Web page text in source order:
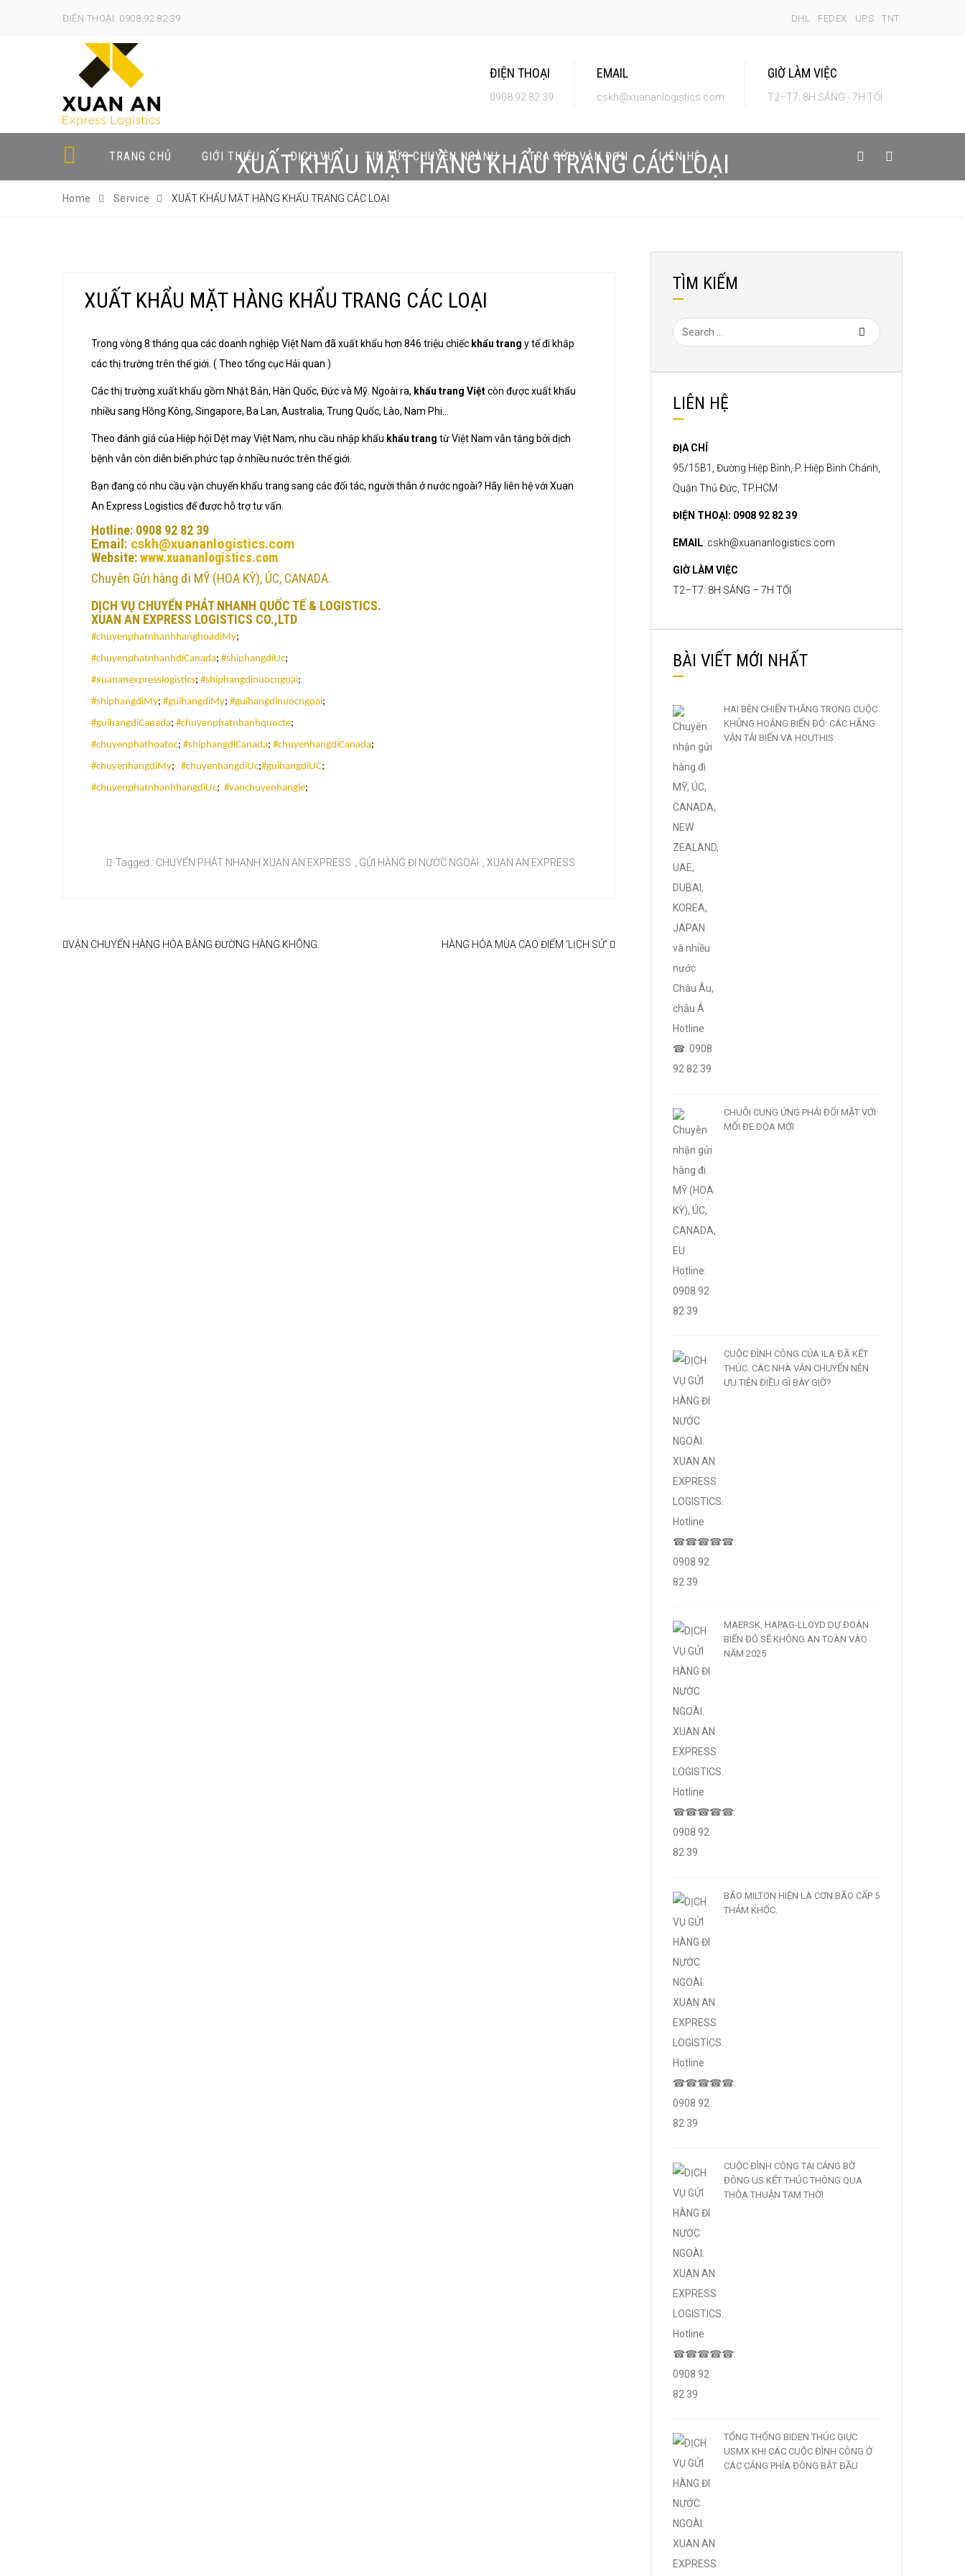
ĐIỆN THOẠI: 0908 92 82 39 DHL FEDEX UPS TNT
ĐIỆN THOẠI
0908 92 82 39
EMAIL
cskh@xuananlogistics.com
GIỜ LÀM VIỆC
T2–T7: 8H SÁNG - 7H TỐI
TRANG CHỦ GIỚI THIỆU DỊCH VỤ TIN TỨC CHUYÊN NGÀNH TRA CỨU VẬN ĐƠN LIÊN HỆ
XUẤT KHẨU MẶT HÀNG KHẨU TRANG CÁC LOẠI
Home Service XUẤT KHẨU MẶT HÀNG KHẨU TRANG CÁC LOẠI
XUẤT KHẨU MẶT HÀNG KHẨU TRANG CÁC LOẠI
Trong vòng 8 tháng qua các doanh nghiệp Việt Nam đã xuất khẩu hơn 846 triệu chiếc khẩu trang y tế đi khắp
các thị trường trên thế giới. ( Theo tổng cục Hải quan )
Các thị trường xuất khẩu gồm Nhật Bản, Hàn Quốc, Đức và Mỹ. Ngoài ra, khẩu trang Việtcòn được xuất khẩu
nhiều sang Hồng Kông, Singapore, Ba Lan, Australia, Trung Quốc, Lào, Nam Phi…
Theo đánh giá của Hiệp hội Dệt may Việt Nam, nhu cầu nhập khẩu khẩu trang từ Việt Nam vẫn tăng bởi dịch
bệnh vẫn còn diễn biến phức tạp ở nhiều nước trên thế giới.
Bạn đang có nhu cầu vận chuyển khẩu trang sang các đối tác, người thân ở nước ngoài? Hãy liên hệ với Xuan
An Express Logistics để được hỗ trợ tư vấn.
Hotline: 0908 92 82 39
Email: cskh@xuananlogistics.com
Website:www.xuananlogistics.com
Chuyên Gửi hàng đi MỸ (HOA KỲ), ÚC, CANADA.
DỊCH VỤ CHUYỂN PHÁT NHANH QUỐC TẾ & LOGISTICS.
XUAN AN EXPRESS LOGISTICS CO.,LTD
#chuyenphatnhanhhanghoadiMy;
#chuyenphatnhanhdiCanada; #shiphangdiUc;
#xuananexpresslogistics; #shiphangdinuocngoai;
#shiphangdiMy; #guihangdiMy; #guihangdinuocngoai;
#guihangdiCanada; #chuyenphatnhanhquocte;
#chuyenphathoatoc; #shiphangdiCanada; #chuyenhangdiCanada;
#chuyenhangdiMy; #chuyenhangdiUc;#guihangdiUC;
#chuyenphatnhanhhangdiUc; #vanchuyenhangle;
Tagged : CHUYỂN PHÁT NHANH XUAN AN EXPRESS GỬI HÀNG ĐI NƯỚC NGOÀI XUAN AN EXPRESS
VẬN CHUYỂN HÀNG HÓA BẰNG ĐƯỜNG HÀNG KHÔNG. HÀNG HÓA MÙA CAO ĐIỂM ‘LỊCH SỬ’
TÌM KIẾM
LIÊN HỆ
ĐỊA CHỈ
95/15B1, Đường Hiệp Bình, P. Hiệp Bình Chánh,
Quận Thủ Đức, TP.HCM
ĐIỆN THOẠI: 0908 92 82 39
EMAIL: cskh@xuananlogistics.com
GIỜ LÀM VIỆC
T2–T7: 8H SÁNG – 7H TỐI
BÀI VIẾT MỚI NHẤT
HAI BÊN CHIẾN THẮNG TRONG CUỘC
KHỦNG HOẢNG BIỂN ĐỎ: CÁC HÃNG
VẬN TẢI BIỂN VÀ HOUTHIS
CHUỖI CUNG ỨNG PHẢI ĐỐI MẶT VỚI
MỐI ĐE DỌA MỚI
CUỘC ĐÌNH CÔNG CỦA ILA ĐÃ KẾT
THÚC. CÁC NHÀ VẬN CHUYỂN NÊN
ƯU TIÊN ĐIỀU GÌ BÂY GIỜ?
MAERSK, HAPAG-LLOYD DỰ ĐOÁN
BIỂN ĐỎ SẼ KHÔNG AN TOÀN VÀO
NĂM 2025
BÃO MILTON HIỆN LÀ CƠN BÃO CẤP 5
THẢM KHỐC.
CUỘC ĐÌNH CÔNG TẠI CẢNG BỜ
ĐÔNG US KẾT THÚC THÔNG QUA
THỎA THUẬN TẠM THỜI
TỔNG THỐNG BIDEN THÚC GIỤC
USMX KHI CÁC CUỘC ĐÌNH CÔNG Ở
CÁC CẢNG PHÍA ĐÔNG BẮT ĐẦU